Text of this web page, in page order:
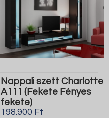
Nappali szett Charlotte
A111 (Fekete Fényes
fekete)
198.900 Ft